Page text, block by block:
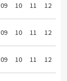
09 10 11 12
09 10 11 12
09 10 11 12